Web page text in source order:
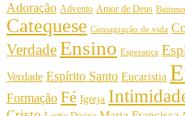
Adoração Advento Amor de Deus Batismo
Catequese Consagração de vida
VerdadeEnsino Esperança
Verdade Espírito Santo Eucaristia
Formação Fé Igreja